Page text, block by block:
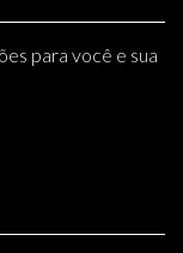
para você e sua